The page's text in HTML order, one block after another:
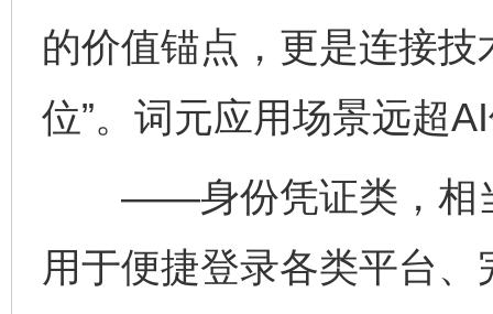
的价值锚点，更是连接
位”。词元应用场景远超
——身份凭证类，相当
用于便捷登录各类平台